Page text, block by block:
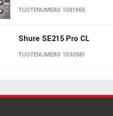
TUOTENUMERO 1081965
Shure SE215 Pro CL
TUOTENUMERO 1030581
TUOTENUMERO 1067309